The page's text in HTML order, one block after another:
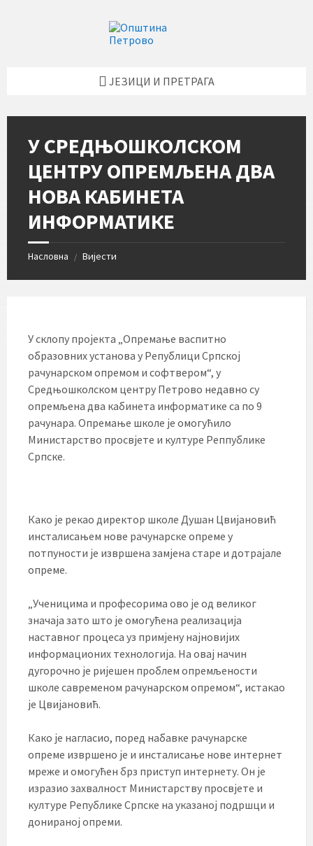
ЈЕЗИЦИ И ПРЕТРАГА
У СРЕДЊОШКОЛСКОМ
ЦЕНТРУ ОПРЕМЉЕНА ДВА
НОВА КАБИНЕТА
ИНФОРМАТИКЕ
Насловна / Вијести
У склопу пројекта „Опремање васпитно
образовних установа у Републици Српској
рачунарском опремом и софтвером“, у
Средњошколском центру Петрово недавно су
опремљена два кабинета информатике са по 9
рачунара. Опремање школе је омогућило
Министарство просвјете и културе Реппублике
Српске.
Како је рекао директор школе Душан Цвијановић
инсталисањем нове рачунарске опреме у
потпуности је извршена замјена старе и дотрајале
опреме.
„Ученицима и професорима ово је од великог
значаја зато што је омогућена реализација
наставног процеса уз примјену најновијих
информационих технологија. На овај начин
дугорочно је ријешен проблем опремљености
школе савременом рачунарском опремом“, истакао
је Цвијановић.
Како је нагласио, поред набавке рачунарске
опреме извршено је и инсталисање нове интернет
мреже и омогућен брз приступ интернету. Он је
изразио захвалност Министарству просвјете и
културе Републике Српске на указаној подршци и
донираној опреми.